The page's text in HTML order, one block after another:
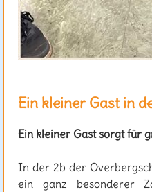
Ein kleiner Gast in
Ein kleiner Gast sorgt für
In der 2b der
ein ganz besonderer